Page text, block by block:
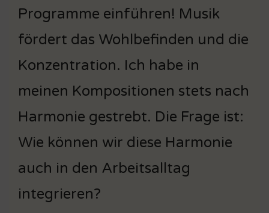
Programme einführen! Musik
fördert das Wohlbefinden und die
Konzentration. Ich habe in
meinen Kompositionen stets nach
Harmonie gestrebt. Die Frage ist:
Wie können wir diese Harmonie
auch in den Arbeitsalltag
integrieren?